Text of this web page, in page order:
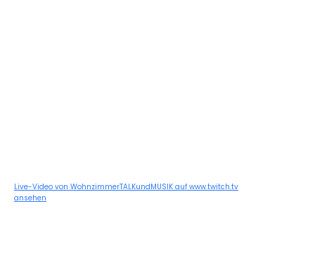
Live-Video von WohnzimmerTALKundMUSIK auf www.twitch.tv
ansehen